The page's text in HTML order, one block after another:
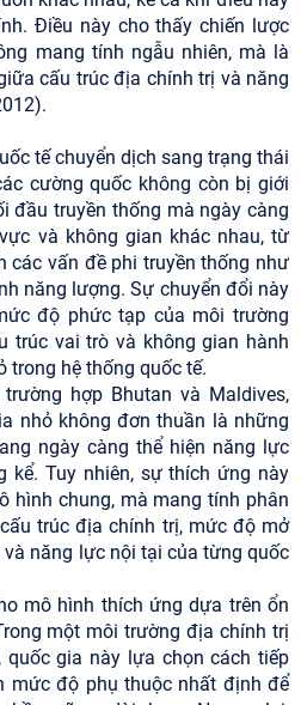
Điều này cho thấy chiến lược
mang tính ngẫu nhiên, mà là
cấu trúc địa chính trị và năng
tế chuyển dịch sang trạng thái
cường quốc không còn bị giới
đầu truyền thống mà ngày càng
và không gian khác nhau, từ
các vấn đề phi truyền thống như
năng lượng. Sự chuyển đổi này
độ phức tạp của môi trường
trúc vai trò và không gian hành
trong hệ thống quốc tế.
hợp Bhutan và Maldives,
nhỏ không đơn thuần là những
ngày càng thể hiện năng lực
kể. Tuy nhiên, sự thích ứng này
hình chung, mà mang tính phân
trúc địa chính trị, mức độ mở
năng lực nội tại của từng quốc
mô hình thích ứng dựa trên ổn
một môi trường địa chính trị
quốc gia này lựa chọn cách tiếp
mức độ phụ thuộc nhất định để